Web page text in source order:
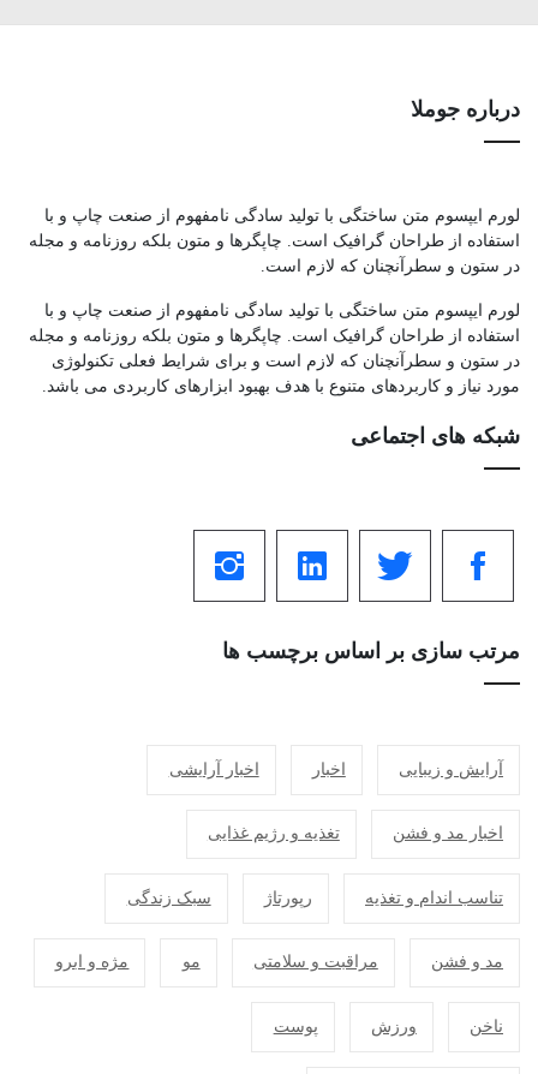
درباره جوملا
لورم ایپسوم متن ساختگی با تولید سادگی نامفهوم از صنعت چاپ و با
استفاده از طراحان گرافیک است. چاپگرها و متون بلکه روزنامه و مجله
در ستون و سطرآنچنان که لازم است.
لورم ایپسوم متن ساختگی با تولید سادگی نامفهوم از صنعت چاپ و با
استفاده از طراحان گرافیک است. چاپگرها و متون بلکه روزنامه و مجله
در ستون و سطرآنچنان که لازم است و برای شرایط فعلی تکنولوژی
مورد نیاز و کاربردهای متنوع با هدف بهبود ابزارهای کاربردی می باشد.
شبکه های اجتماعی
مرتب سازی بر اساس برچسب ها
آرایش و زیبایی اخبار اخبار آرایشی
اخبار مد و فشن تغذیه و رژیم غذایی
تناسب اندام و تغذیه رپورتاژ سبک زندگی
مد و فشن مراقبت و سلامتی مو مژه و ابرو
ناخن ورزش پوست